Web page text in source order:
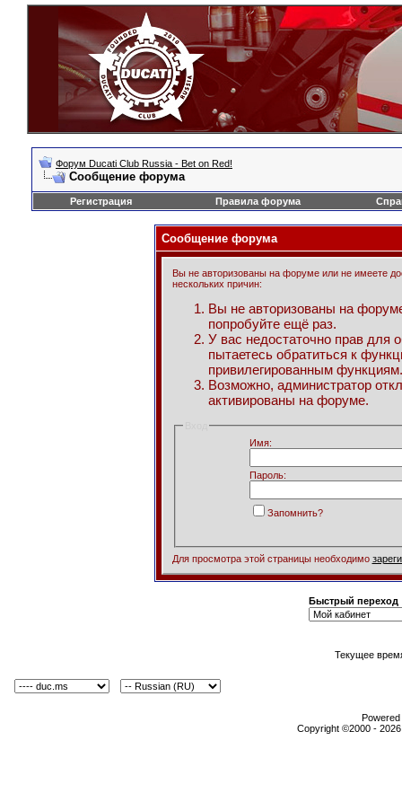
Форум Ducati Club Russia - Bet on Red!
Сообщение форума
Регистрация Правила форума
Сообщение форума
Вы не авторизованы на форуме или не имеете
нескольких причин:
Вы не авторизованы на
попробуйте ещё раз.
У вас недостаточно прав для
пытаетесь обратиться к
привилегированным функциям.
Возможно, администратор
активированы на форуме.
Имя:
Пароль:
Запомнить?
Для просмотра этой страницы необходимо
Быстрый переход
Текущее
Copyright ©2000 -